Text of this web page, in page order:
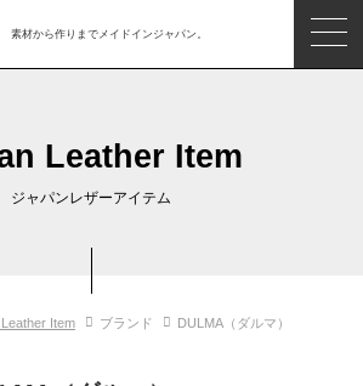
素材から作りまでメイドインジャパン。
Leather Item
ジャパンレザーアイテム
Item ブランド DULMA（ダルマ）